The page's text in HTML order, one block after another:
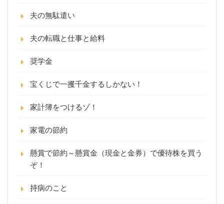
夫の無駄遣い
夫の転職と仕事と給料
奨学金
宝くじで一攫千金するしかない！
家計簿をつけるゾ！
家電の節約
懸賞で節約～懸賞金（現金と金券）で優待株を買う
ぞ！
持病のこと